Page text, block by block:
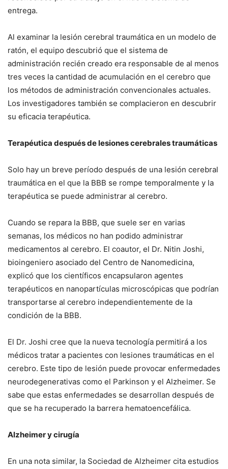
entrega.
Al examinar la lesión cerebral traumática en un modelo de
ratón, el equipo descubrió que el sistema de
administración recién creado era responsable de al menos
tres veces la cantidad de acumulación en el cerebro que
los métodos de administración convencionales actuales.
Los investigadores también se complacieron en descubrir
su eficacia terapéutica.
Terapéutica después de lesiones cerebrales traumáticas
Solo hay un breve período después de una lesión cerebral
traumática en el que la BBB se rompe temporalmente y la
terapéutica se puede administrar al cerebro.
Cuando se repara la BBB, que suele ser en varias
semanas, los médicos no han podido administrar
medicamentos al cerebro. El coautor, el Dr. Nitin Joshi,
bioingeniero asociado del Centro de Nanomedicina,
explicó que los científicos encapsularon agentes
terapéuticos en nanopartículas microscópicas que podrían
transportarse al cerebro independientemente de la
condición de la BBB.
El Dr. Joshi cree que la nueva tecnología permitirá a los
médicos tratar a pacientes con lesiones traumáticas en el
cerebro. Este tipo de lesión puede provocar enfermedades
neurodegenerativas como el Parkinson y el Alzheimer. Se
sabe que estas enfermedades se desarrollan después de
que se ha recuperado la barrera hematoencefálica.
Alzheimer y cirugía
En una nota similar, la Sociedad de Alzheimer cita estudios